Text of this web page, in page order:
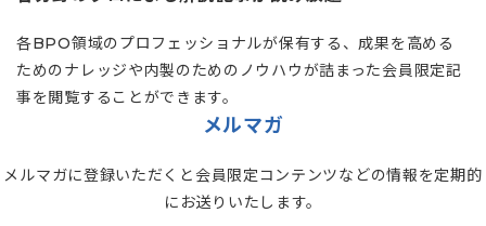
各BPO領域のプロフェッショナルが保有する、成果を高める
ためのナレッジや内製のためのノウハウが詰まった会員限定記
事を閲覧することができます。
メルマガ
メルマガに登録いただくと会員限定コンテンツなどの情報を定期的
にお送りいたします。